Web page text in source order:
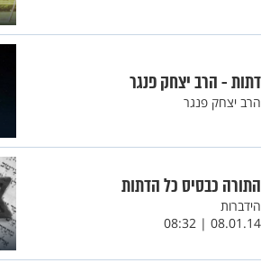
דתות - הרב יצחק פנגר
הרב יצחק פנגר
התורה כבסיס כל הדתות
הידברות
08.01.14 | 08:32